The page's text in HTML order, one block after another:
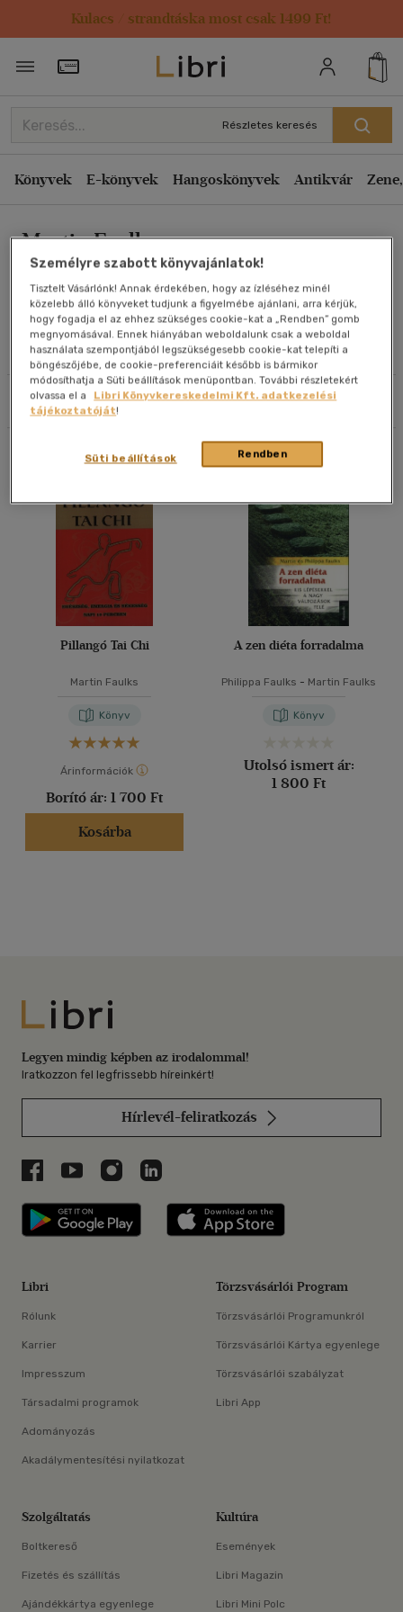
Kulacs / strandtáska most csak 1499 Ft!
Törzsvásárlói Kártya adatai
Részletes keresés
Könyvek E-könyvek Hangoskönyvek Antikvár
Martin Faulks
Művei
Olvasói vélemények
Szűrés Rendezés
Rendezés
Kiadás éve szerint csökkenő
Ár szerint csökkenő
Eladott darabszám szerint csökkenő
Eladott darabszám szerint növekvő
Cím szerint A-Z
Szerző szerint A-Z
Megjelenítés
20 db / oldal
Összesen db
Pillangó Tai Chi
Martin Faulks
Könyv
Árinformációk
Borító ár: 1 700 Ft
Kosárba
A zen diéta forradalma
Philippa Faulks - Martin Faulks
Könyv
Utolsó ismert ár:
1 800 Ft
Libri
Legyen mindig képben az irodalommal!
Iratkozzon fel legfrissebb híreinkért!
Hírlevél-feliratkozás
Libri a Facebookon
Libri a Youtube-on
Libri az Instagramon
Libri a LinkedInen
Libri applikáció Szerezd meg: Google
Libri
Rólunk
Karrier
Impresszum
Társadalmi programok
Adományozás
Akadálymentesítési nyilatkozat
Törzsvásárlói Program
Törzsvásárlói Programunkról
Törzsvásárlói Kártya egyenlege
Törzsvásárlói szabályzat
Libri App
Szolgáltatás
Boltkereső
Fizetés és szállítás
Ajándékkártya egyenlege
Kultúra
Események
Libri Magazin
Libri Mini Polc
Személyre szabott könyvajánlatok!
Tisztelt Vásárlónk! Annak érdekében, hogy az ízléséhez minél
közelebb álló könyveket tudjunk a figyelmébe ajánlani, arra kérjük,
hogy fogadja el az ehhez szükséges cookie-kat a „Rendben” gomb
megnyomásával. Ennek hiányában weboldalunk csak a weboldal
használata szempontjából legszükségesebb cookie-kat telepíti a
böngészőjébe, de cookie-preferenciáit később is bármikor
módosíthatja a Süti beállítások menüpontban. További részletekért
olvassa el a
Libri Könyvkereskedelmi Kft. adatkezelési
tájékoztatóját!
Rendben
Süti beállítások